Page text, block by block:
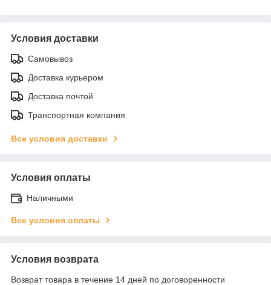
Условия доставки
Самовывоз
Доставка курьером
Доставка почтой
Транспортная компания
Все условия доставки
Условия оплаты
Наличными
Все условия оплаты
Условия возврата
Возврат товара в течение 14 дней по договоренности